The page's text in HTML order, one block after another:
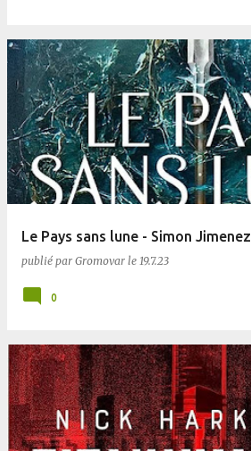
Le Pays sans lune - Simon Jimenez
publié par Gromovar le 19.7.23
0